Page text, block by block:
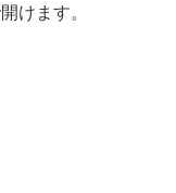
けます。